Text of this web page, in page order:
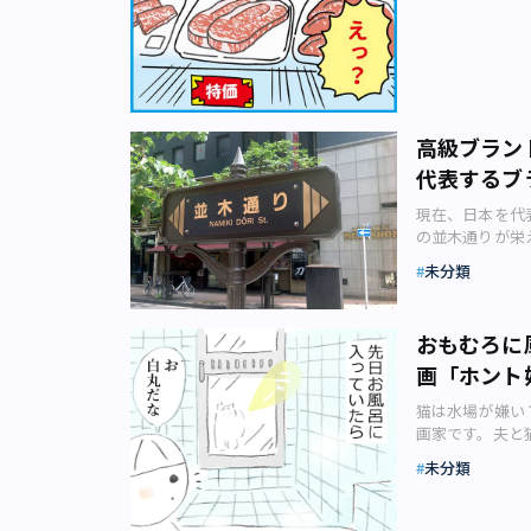
は適量かと思う
らず、「子ども
思いました。庶
景でした。 こ
板橋の商店街
想外な飴袋にや
ず、すぐ母親に
不動通りは商
る一角ですが
おそらく、筆
い通行者数。少
ど子どもたち
だ不動通りは商
で生活する上で
それにはいくつ
うなメリットが
（画像：写真
察してほしい
店とスーパー
歩10分圏内に
従って物を買う
楽しみ」も得
いるということ
発が行われてい
形を保てなく
価格や家賃はそ
かれたプレー
歩いていくと、
る小金井街道に
か先まで延々と
る廃墟施設（
び、東京ドー
ませんが、周
す。横には通
び上がった異世
怖を感じるか
な廃墟が放置
地跡の再開発
カに接収されて
出しに行きます
での食事をちょ
外食すると思
な物を買うの
ね。 ――普段食
ですよね、豪
（泣）。 もう
が収束して外
っぱり外食した
末も自宅で過
仕事って慣れな
か乗り切ってい
高級ブラ
代表する
現在、日本を代
の並木通りが
19日（金）から
を思い知らさ
ドショップが
って、ブランド
したショップの
っかけは街路
店が並ぶように
通り（画像：
未分類
おもむろ
画「ホント
猫は水場が嫌
画家です。夫
ちとの日々を描
未分類